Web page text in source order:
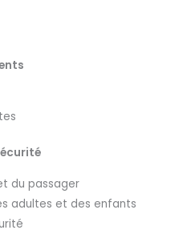
du passager
adultes et des enfants